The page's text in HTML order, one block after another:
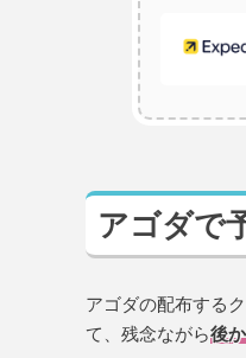
アゴダで
アゴダの配布する
て、残念ながら後